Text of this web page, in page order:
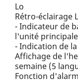
Lo
Rétro-éclairage
- Indicateur de
l'unité principale
- Indication de
Affichage de
semaine (5
Fonction